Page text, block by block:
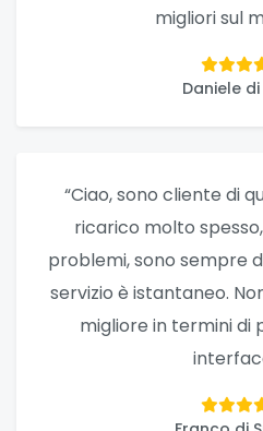
migliori sul
Daniele
“Ciao, sono cliente di
ricarico molto
problemi, sono sempre
servizio è istantaneo.
migliore in termini di